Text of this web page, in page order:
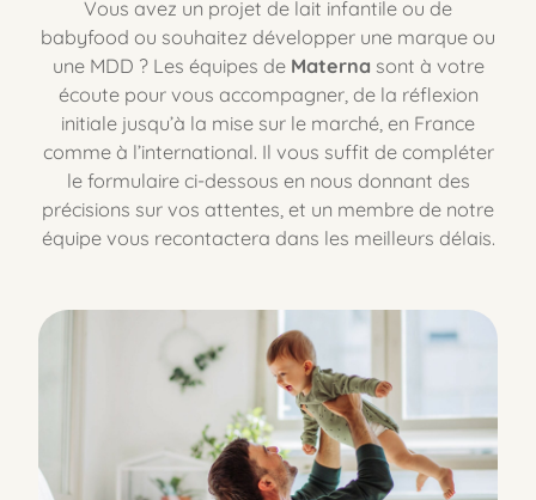
Vous avez un projet de lait infantile ou de
babyfood ou souhaitez développer une marque ou
une MDD ? Les équipes de Materna sont à votre
écoute pour vous accompagner, de la réflexion
initiale jusqu’à la mise sur le marché, en France
comme à l’international. Il vous suffit de compléter
le formulaire ci-dessous en nous donnant des
précisions sur vos attentes, et un membre de notre
équipe vous recontactera dans les meilleurs délais.